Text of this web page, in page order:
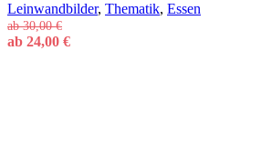
Leinwandbilder, Thematik, Essen
ab30,00€
ab 24,00 €